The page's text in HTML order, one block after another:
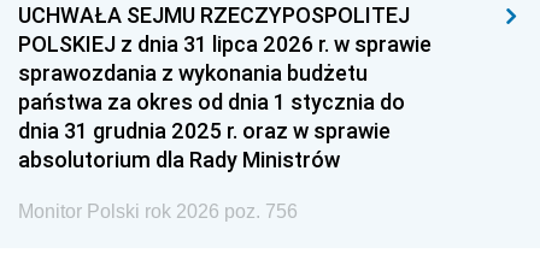
1939 1938 1937
1936 1930
UCHWAŁA SEJMU RZECZYPOSPOLITEJ
POLSKIEJ z dnia 31 lipca 2026 r. w sprawie
sprawozdania z wykonania budżetu
państwa za okres od dnia 1 stycznia do
dnia 31 grudnia 2025 r. oraz w sprawie
absolutorium dla Rady Ministrów
Monitor Polski rok 2026 poz. 756